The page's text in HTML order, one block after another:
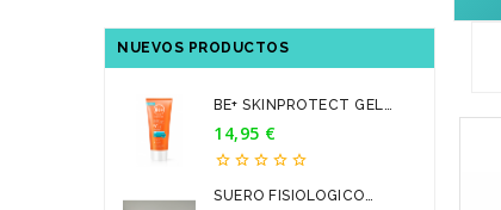
NUEVOS PRODUCTOS
BE+ SKINPROTECT GEL
CREMA...
Precio
14,95 €
    
SUERO FISIOLOGICO